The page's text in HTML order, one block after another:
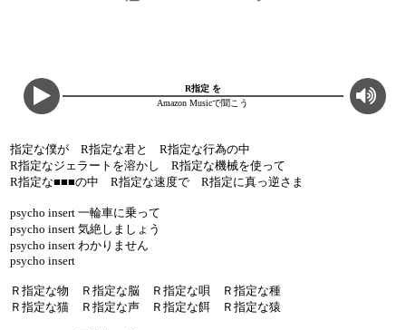
R指定 を
Amazon Musicで聞こう
指定な僕が R指定な君と R指定な行為の中
R指定なジェラートを溶かし R指定な機械を使って
R指定な■■■の中 R指定な速度で R指定に真っ逆さま
psycho insert 一輪車に乗って
psycho insert 気絶しましょう
psycho insert わかりません
psycho insert
Ｒ指定な物 Ｒ指定な脳 Ｒ指定な唄 Ｒ指定な種
Ｒ指定な猫 Ｒ指定な声 Ｒ指定な餌 Ｒ指定な猿